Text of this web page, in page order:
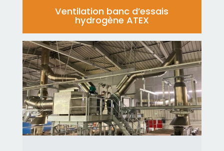
Ventilation banc d’essais
hydrogène ATEX